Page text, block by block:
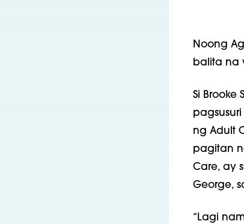
Noong
balita na
Si
ng Adult
pagitan
Care, ay
George,
“Lagi